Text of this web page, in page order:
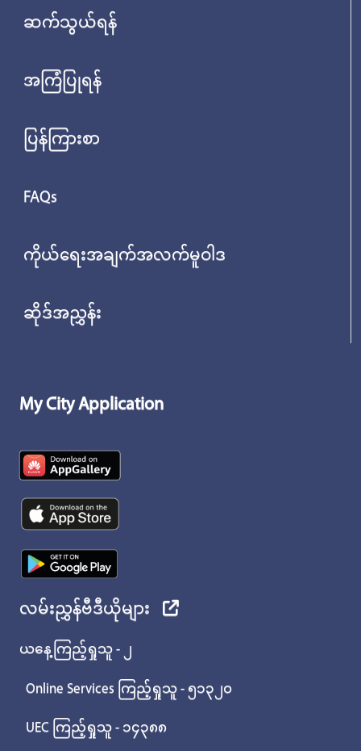
ဆက်သွယ်ရန်
အကြံပြုရန်
ပြန်ကြားစာ
FAQs
ကိုယ်ရေးအချက်အလက်မူဝါဒ
ဆိုဒ်အညွှန်း
My City Application
လမ်းညွှန်ဗီဒီယိုများ
ယနေ့ကြည့်ရှုသူ - ၂
Online Services ကြည့်ရှုသူ - ၅၁၃၂၀
UEC ကြည့်ရှုသူ - ၁၄၃၈၈